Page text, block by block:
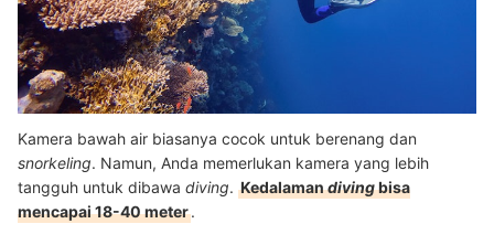
Kamera bawah air biasanya cocok untuk berenang dan
snorkeling. Namun, Anda memerlukan kamera yang lebih
tangguh untuk dibawa diving. Kedalamandivingbisa
mencapai 18-40 meter.